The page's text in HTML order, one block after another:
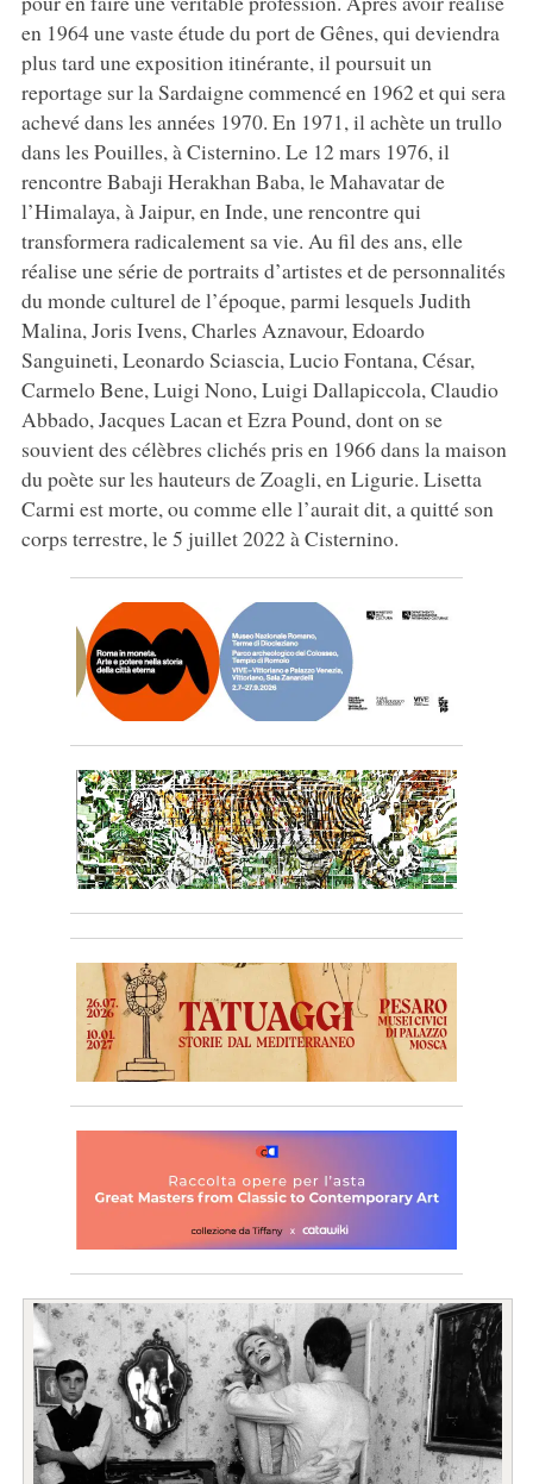
en 1964 une vaste étude du port de Gênes, qui deviendra
plus tard une exposition itinérante, il poursuit un
reportage sur la Sardaigne commencé en 1962 et qui sera
achevé dans les années 1970. En 1971, il achète un trullo
dans les Pouilles, à Cisternino. Le 12 mars 1976, il
rencontre Babaji Herakhan Baba, le Mahavatar de
l’Himalaya, à Jaipur, en Inde, une rencontre qui
transformera radicalement sa vie. Au fil des ans, elle
réalise une série de portraits d’artistes et de personnalités
du monde culturel de l’époque, parmi lesquels Judith
Malina, Joris Ivens, Charles Aznavour, Edoardo
Sanguineti, Leonardo Sciascia, Lucio Fontana, César,
Carmelo Bene, Luigi Nono, Luigi Dallapiccola, Claudio
Abbado, Jacques Lacan et Ezra Pound, dont on se
souvient des célèbres clichés pris en 1966 dans la maison
du poète sur les hauteurs de Zoagli, en Ligurie. Lisetta
Carmi est morte, ou comme elle l’aurait dit, a quitté son
corps terrestre, le 5 juillet 2022 à Cisternino.